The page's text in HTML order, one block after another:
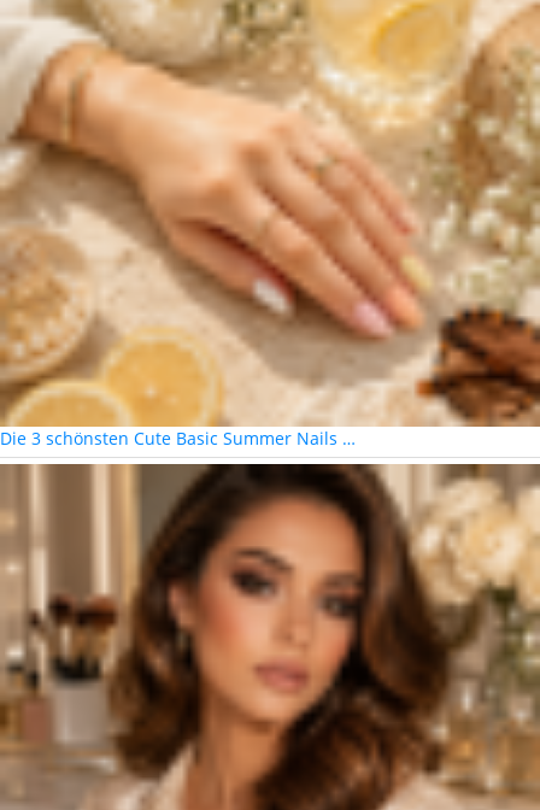
Die 3 schönsten Cute Basic Summer Nails …